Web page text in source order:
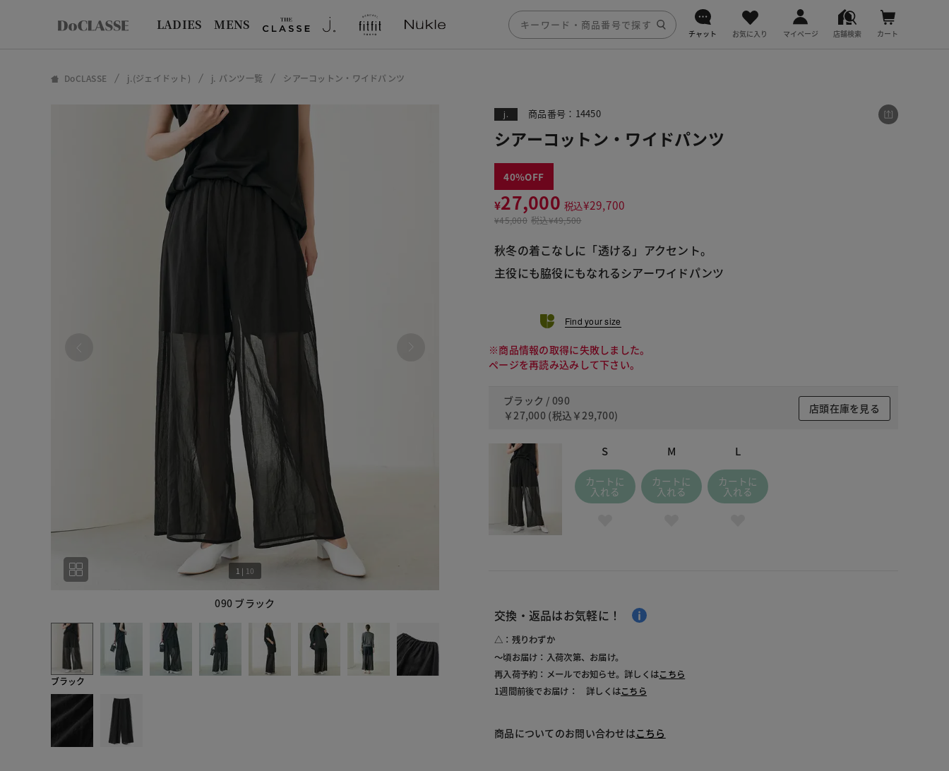
LADIES MENS
チャット お気に入り マイページ 店舗検索 カート
DoCLASSE j.(ジェイドット) j. パンツ一覧 シアーコットン・ワイドパンツ
090 ブラック
1 | 10
ブラック
j. 商品番号：14450
シアーコットン・ワイドパンツ
40
¥27,000 税込¥29,700
¥45,000 税込¥49,500
秋冬の着こなしに「透ける」アクセント。
主役にも脇役にもなれるシアーワイドパンツ
Find your size
※商品情報の取得に失敗しました。
ページを再読み込みして下さい。
ブラック / 090
￥27,000 (税込 ￥29,700)
店頭在庫を見る
S
カートに
入れる
M
カートに
入れる
L
カートに
入れる
交換・返品はお気軽に！
△：残りわずか
～頃お届け：入荷次第、お届け。
再入荷予約：メールでお知らせ。詳しくはこちら
1週間前後でお届け： 詳しくはこちら
商品についてのお問い合わせはこちら